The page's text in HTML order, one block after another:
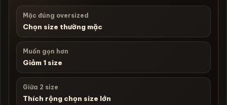
Mặc đúng oversized
Chọn size thường mặc
Muốn gọn hơn
Giảm 1 size
Giữa 2 size
Thích rộng chọn size lớn